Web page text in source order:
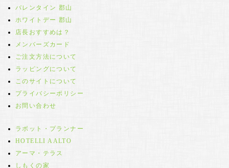
バレンタイン 郡山
ホワイトデー 郡山
店長おすすめは？
メンバーズカード
ご注文方法について
ラッピングについて
このサイトについて
プライバシーポリシー
お問い合わせ
ラボット・プランナー
HOTELLI AALTO
アーマ・テラス
しもくの家